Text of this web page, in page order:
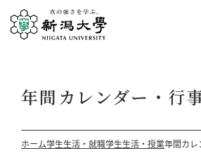
年間カレンダー・行
ホーム学生生活・就職学生生活・授業年間カレ